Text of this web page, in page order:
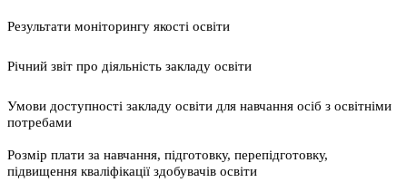
Результати моніторингу якості освіти
Річний звіт про діяльність закладу освіти
Умови доступності закладу освіти для навчання осіб з освітніми
потребами
Розмір плати за навчання, підготовку, перепідготовку,
підвищення кваліфікації здобувачів освіти